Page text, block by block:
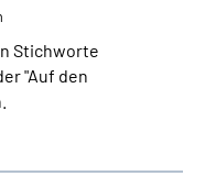
Stichworte
"Auf den